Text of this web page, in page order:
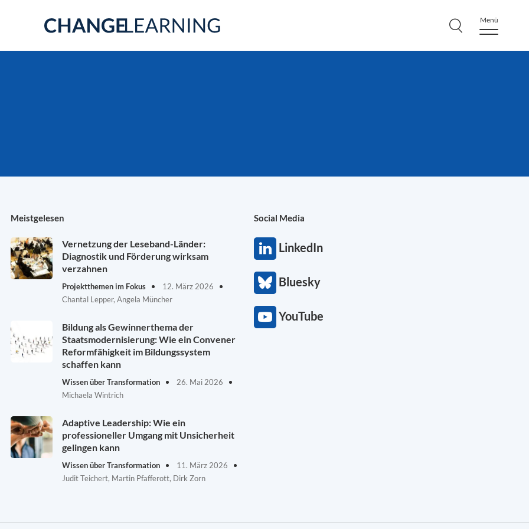
Menü
Meistgelesen
Vernetzung der Leseband-Länder:
Diagnostik und Förderung wirksam
verzahnen
Projektthemen im Fokus
12. März 2026
Chantal Lepper, Angela Müncher
Bildung als Gewinnerthema der
Staatsmodernisierung: Wie ein Convener
Reformfähigkeit im Bildungssystem
schaffen kann
Wissen über Transformation
26. Mai 2026
Michaela Wintrich
Adaptive Leadership: Wie ein
professioneller Umgang mit Unsicherheit
gelingen kann
Wissen über Transformation
11. März 2026
Judit Teichert, Martin Pfafferott, Dirk Zorn
Social Media
LinkedIn
Bluesky
YouTube